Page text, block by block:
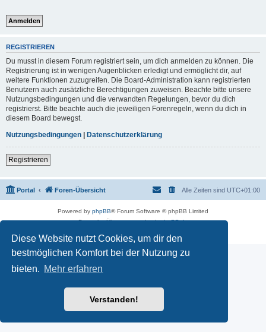
Diese Website nutzt Cookies, um dir den
bestmöglichen Komfort bei der Nutzung zu
bieten. Mehr erfahren
Verstanden!
REGISTRIEREN
Du musst in diesem Forum registriert sein, um dich anmelden zu können. Die
Registrierung ist in wenigen Augenblicken erledigt und ermöglicht dir, auf
weitere Funktionen zuzugreifen. Die Board-Administration kann registrierten
Benutzern auch zusätzliche Berechtigungen zuweisen. Beachte bitte unsere
Nutzungsbedingungen und die verwandten Regelungen, bevor du dich
registrierst. Bitte beachte auch die jeweiligen Forenregeln, wenn du dich in
diesem Board bewegst.
Nutzungsbedingungen | Datenschutzerklärung
Registrieren
Portal Foren-Übersicht Alle Zeiten sind UTC+01:00
Powered by phpBB® Forum Software © phpBB Limited
Deutsche Übersetzung durchphpBB.de